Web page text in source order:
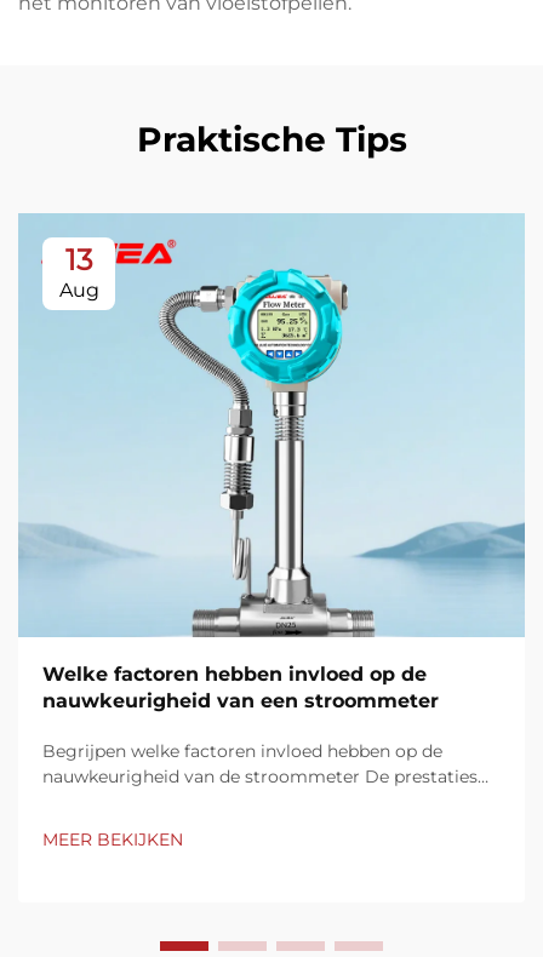
Praktische Tips
13
Aug
Welke factoren hebben invloed op de
nauwkeurigheid van een stroommeter
Begrijpen welke factoren invloed hebben op de
nauwkeurigheid van de stroommeter De prestaties
consistentie van de meting. Belangrijke elementen
MEER BEKIJKEN